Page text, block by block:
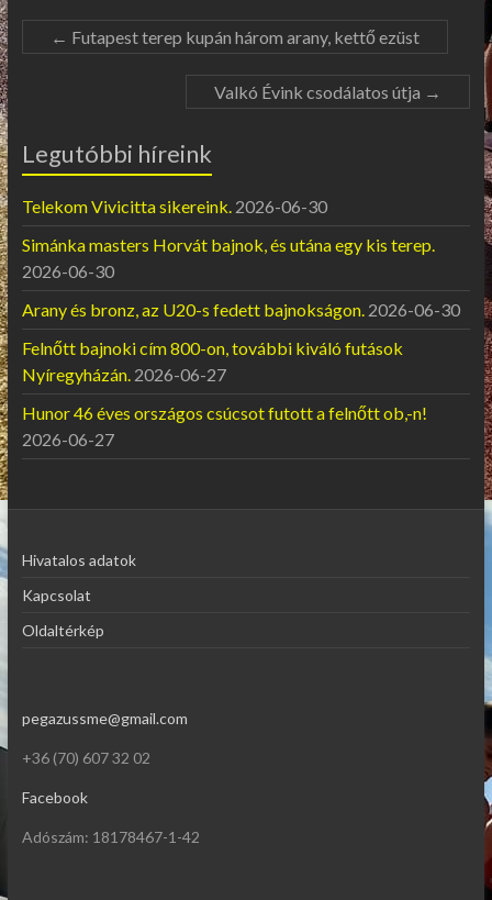
← Futapest terep kupán három arany, kettő ezüst
Valkó Évink csodálatos útja →
Legutóbbi híreink
Telekom Vivicitta sikereink. 2026-06-30
Simánka masters Horvát bajnok, és utána egy kis terep.
2026-06-30
Arany és bronz, az U20-s fedett bajnokságon. 2026-06-30
Felnőtt bajnoki cím 800-on, további kiváló futások
Nyíregyházán. 2026-06-27
Hunor 46 éves országos csúcsot futott a felnőtt ob,-n!
2026-06-27
Hivatalos adatok
Kapcsolat
Oldaltérkép
pegazussme@gmail.com
+36 (70) 607 32 02
Facebook
Adószám: 18178467-1-42